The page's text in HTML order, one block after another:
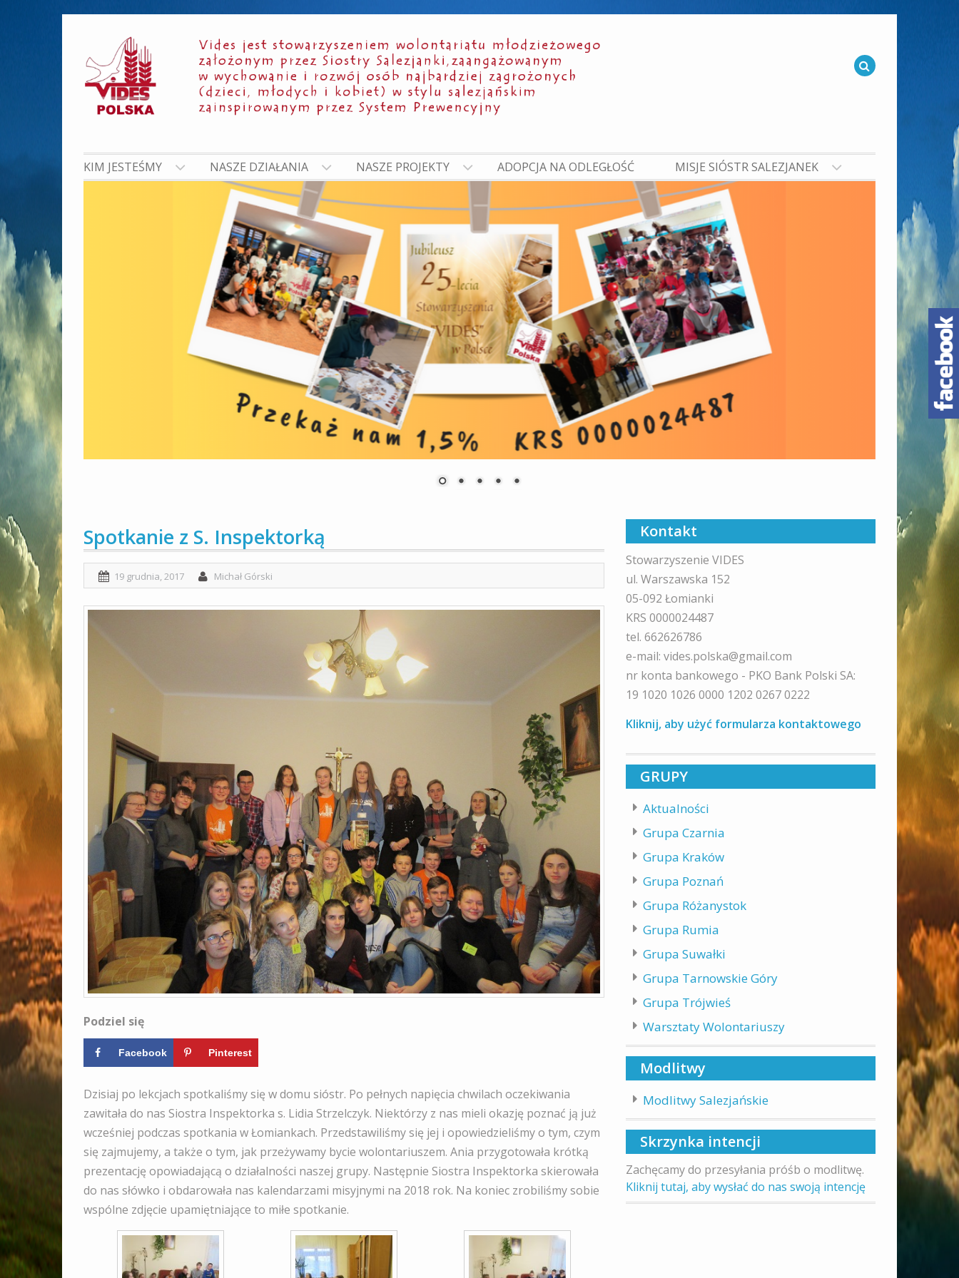
content
KIM JESTEŚMY NASZE DZIAŁANIA NASZE PROJEKTY ADOPCJA NA ODLEGŁOŚĆ MISJE SIÓSTR SALEZJANEK
Spotkanie z S. Inspektorką
19 grudnia, 2017 Michał Górski
Podziel się
Facebook Pinterest
Dzisiaj po lekcjach spotkaliśmy się w domu sióstr. Po pełnych napięcia chwilach oczekiwania
zawitała do nas Siostra Inspektorka s. Lidia Strzelczyk. Niektórzy z nas mieli okazję poznać ją już
wcześniej podczas spotkania w Łomiankach. Przedstawiliśmy się jej i opowiedzieliśmy o tym, czym
się zajmujemy, a także o tym, jak przeżywamy bycie wolontariuszem. Ania przygotowała krótką
prezentację opowiadającą o działalności naszej grupy. Następnie Siostra Inspektorka skierowała
do nas słówko i obdarowała nas kalendarzami misyjnymi na 2018 rok. Na koniec zrobiliśmy sobie
wspólne zdjęcie upamiętniające to miłe spotkanie.
Kontakt
Stowarzyszenie VIDES
ul. Warszawska 152
05-092 Łomianki
KRS 0000024487
tel. 662626786
e-mail: vides.polska@gmail.com
nr konta bankowego - PKO Bank Polski SA:
19 1020 1026 0000 1202 0267 0222
Kliknij, aby użyć formularza kontaktowego
GRUPY
Aktualności
Grupa Czarnia
Grupa Kraków
Grupa Poznań
Grupa Różanystok
Grupa Rumia
Grupa Suwałki
Grupa Tarnowskie Góry
Grupa Trójwieś
Warsztaty Wolontariuszy
Modlitwy
Modlitwy Salezjańskie
Skrzynka intencji
Zachęcamy do przesyłania próśb o modlitwę.
Kliknij tutaj, aby wysłać do nas swoją intencję